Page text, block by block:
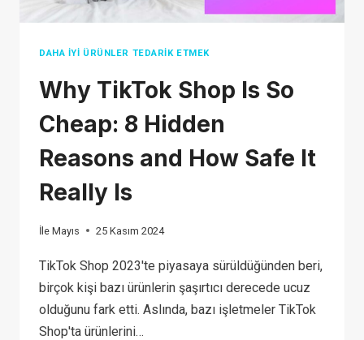
DAHA İYI ÜRÜNLER TEDARIK ETMEK
Why TikTok Shop Is So
Cheap: 8 Hidden
Reasons and How Safe It
Really Is
İle Mayıs 25 Kasım 2024
TikTok Shop 2023'te piyasaya sürüldüğünden beri,
birçok kişi bazı ürünlerin şaşırtıcı derecede ucuz
olduğunu fark etti. Aslında, bazı işletmeler TikTok
Shop'ta ürünlerini…